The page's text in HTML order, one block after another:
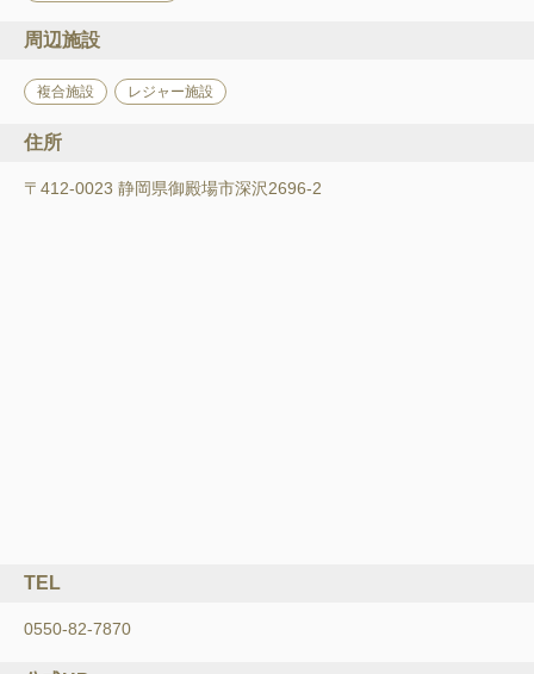
周辺施設
複合施設 レジャー施設
住所
〒412-0023 静岡県御殿場市深沢2696-2
TEL
0550-82-7870